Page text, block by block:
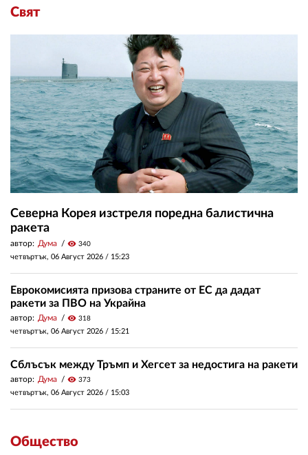
Свят
Северна Корея изстреля поредна балистична
ракета
автор: Дума visibility 340
четвъртък, 06 Август 2026 / 15:23
Еврокомисията призова страните от ЕС да дадат
ракети за ПВО на Украйна
автор: Дума visibility 318
четвъртък, 06 Август 2026 / 15:21
Сблъсък между Тръмп и Хегсет за недостига на ракети
автор: Дума visibility 373
четвъртък, 06 Август 2026 / 15:03
Общество